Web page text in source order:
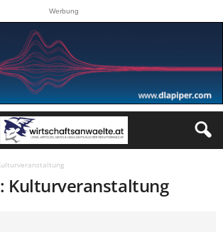
Werbung
Kulturveranstaltung